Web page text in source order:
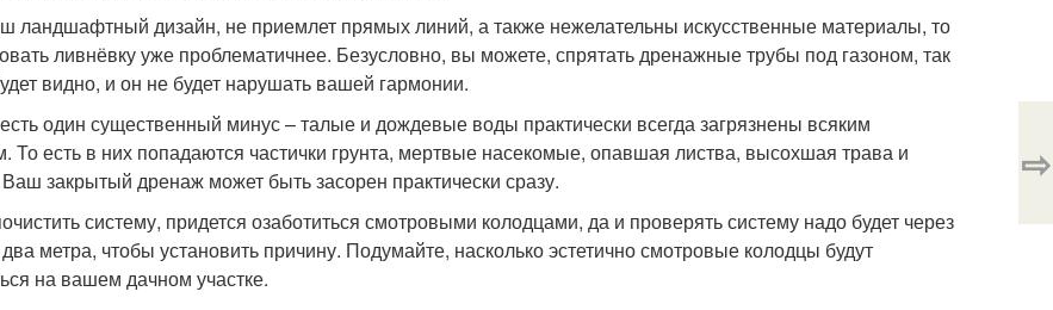
ландшафтный дизайн, не приемлет прямых линий, а также нежелательны искусственные материалы, то
ливнёвку уже проблематичнее. Безусловно, вы можете, спрятать дренажные трубы под газоном, так
видно, и он не будет нарушать вашей гармонии.
один существенный минус – талые и дождевые воды практически всегда загрязнены всяким
То есть в них попадаются частички грунта, мертвые насекомые, опавшая листва, высохшая трава и
закрытый дренаж может быть засорен практически сразу.
систему, придется озаботиться смотровыми колодцами, да и проверять систему надо будет через
метра, чтобы установить причину. Подумайте, насколько эстетично смотровые колодцы будут
на вашем дачном участке.
⇨